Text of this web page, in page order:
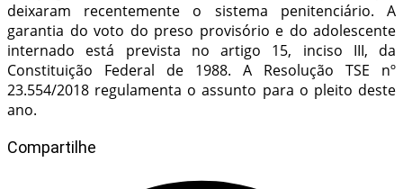
deixaram recentemente o sistema penitenciário. A
garantia do voto do preso provisório e do adolescente
internado está prevista no artigo 15, inciso III, da
Constituição Federal de 1988. A Resolução TSE nº
23.554/2018 regulamenta o assunto para o pleito deste
ano.
Compartilhe